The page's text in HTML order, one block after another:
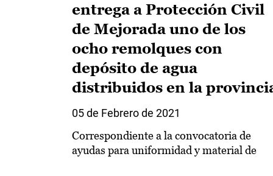
entrega a Protección Civil
de Mejorada uno de los
ocho remolques con
depósito de agua
distribuidos en la
05 de Febrero de 2021
Correspondiente a la convocatoria de
ayudas para uniformidad y material de